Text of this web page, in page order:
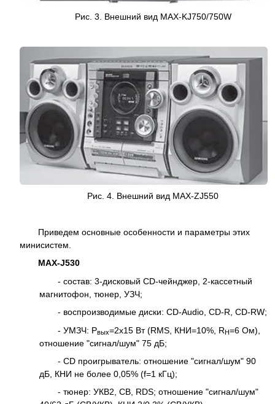
Рис. 3. Внешний вид MAX-KJ750/750W
Рис. 4. Внешний вид MAX-ZJ550
Приведем основные особенности и параметры этих
минисистем.
MAX-J530
- состав: 3-дисковый CD-чейнджер, 2-кассетный
магнитофон, тюнер, УЗЧ;
- воспроизводимые диски: CD-Audio, CD-R, CD-RW;
- УМЗЧ: Рвых=2х15 Вт (RMS, КНИ=10%, R H=6 Ом),
отношение "сигнал/шум" 75 дБ;
- CD проигрыватель: отношение "сигнал/шум" 90
дБ, КНИ не более 0,05% (f=1 кГц);
- тюнер: УКВ2, СВ, RDS; отношение "сигнал/шум"